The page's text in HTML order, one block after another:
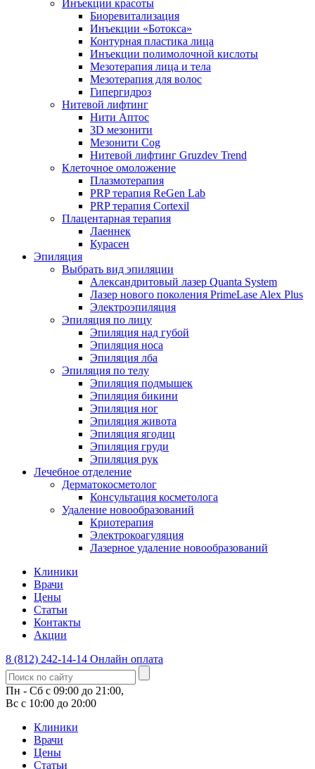
Инъекции красоты
Биоревитализация
Инъекции «Ботокса»
Контурная пластика лица
Инъекции полимолочной кислоты
Мезотерапия лица и тела
Мезотерапия для волос
Гипергидроз
Нитевой лифтинг
Нити Аптос
3D мезонити
Мезонити Cog
Нитевой лифтинг Gruzdev Trend
Клеточное омоложение
Плазмотерапия
PRP терапия ReGen Lab
PRP терапия Cortexil
Плацентарная терапия
Лаеннек
Курасен
Эпиляция
Выбрать вид эпиляции
Александритовый лазер Quanta System
Лазер нового поколения PrimeLase Alex Plus
Электроэпиляция
Эпиляция по лицу
Эпиляция над губой
Эпиляция носа
Эпиляция лба
Эпиляция по телу
Эпиляция подмышек
Эпиляция бикини
Эпиляция ног
Эпиляция живота
Эпиляция ягодиц
Эпиляция груди
Эпиляция рук
Лечебное отделение
Дерматокосметолог
Консультация косметолога
Удаление новообразований
Криотерапия
Электрокоагуляция
Лазерное удаление новообразований
Клиники
Врачи
Цены
Статьи
Контакты
Акции
8 (812) 242-14-14 Онлайн оплата
Пн - Сб с 09:00 до 21:00,
Вс с 10:00 до 20:00
Клиники
Врачи
Цены
Статьи